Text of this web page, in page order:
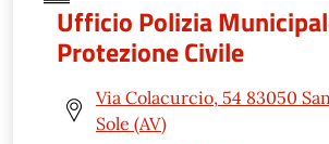
Ufficio Polizia
Protezione Civile
Via Colacurcio, 54 83050
Sole (AV)